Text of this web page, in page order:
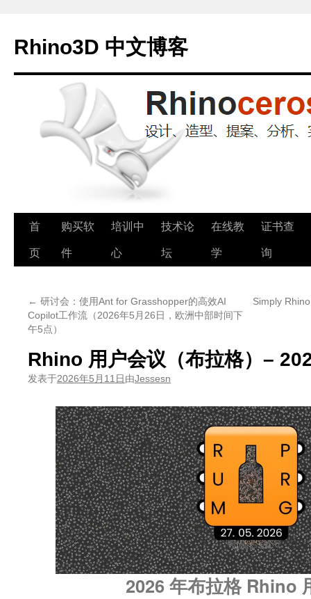
Rhino3D 中文博客
跳
至
首
页
购买软
件
培训中
心
技术论
坛
在线教
学
证书查
询
← 研讨会：使用Ant for Grasshopper的高效AI
Copilot工作流（2026年5月26日，欧洲中部时间下
午5点）
Simply
Rhino 用户会议（布拉格）–
发表于2026年5月11日由Jessesn
2026 年布拉格 Rhino